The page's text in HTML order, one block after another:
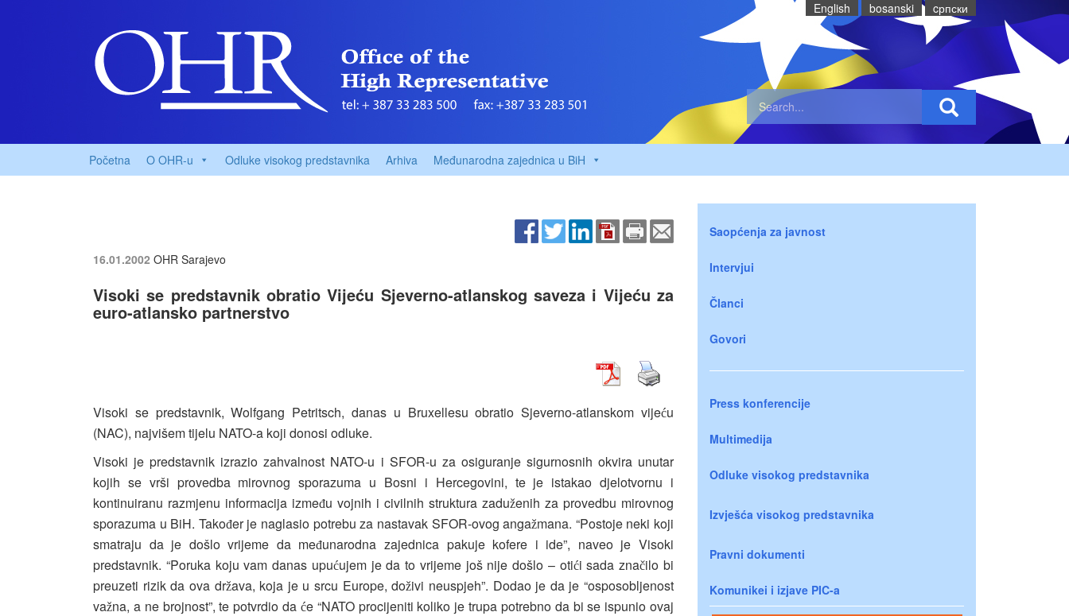
English bosanski cрпски
Početna O OHR-u Odluke visokog predstavnika Arhiva Međunarodna zajednica u BiH
16.01.2002 OHR Sarajevo
Visoki se predstavnik obratio Vijeću Sjeverno-atlanskog saveza i Vijeću za
euro-atlansko partnerstvo
Visoki se predstavnik, Wolfgang Petritsch, danas u Bruxellesu obratio Sjeverno-atlanskom vijeću
(NAC), najvišem tijelu NATO-a koji donosi odluke.
Visoki je predstavnik izrazio zahvalnost NATO-u i SFOR-u za osiguranje sigurnosnih okvira unutar
kojih se vrši provedba mirovnog sporazuma u Bosni i Hercegovini, te je istakao djelotvornu i
kontinuiranu razmjenu informacija između vojnih i civilnih struktura zaduženih za provedbu mirovnog
sporazuma u BiH. Također je naglasio potrebu za nastavak SFOR-ovog angažmana. “Postoje neki koji
smatraju da je došlo vrijeme da međunarodna zajednica pakuje kofere i ide”, naveo je Visoki
predstavnik. “Poruka koju vam danas upućujem je da to vrijeme još nije došlo – otići sada značilo bi
preuzeti rizik da ova država, koja je u srcu Europe, doživi neuspjeh”. Dodao je da je “osposobljenost
važna, a ne brojnost”, te potvrdio da će “NATO procijeniti koliko je trupa potrebno da bi se ispunio ovaj
Saopćenja za javnost
Intervjui
Članci
Govori
Press konferencije
Multimedija
Odluke visokog predstavnika
Izvješća visokog predstavnika
Pravni dokumenti
Komunikei i izjave PIC-a